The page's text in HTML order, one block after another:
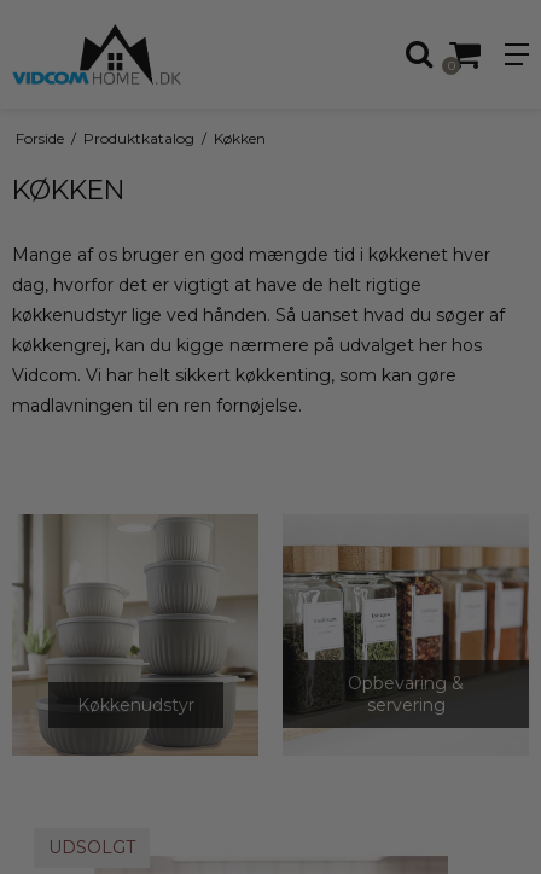
0
Forside / Produktkatalog / Køkken
KØKKEN
Mange af os bruger en god mængde tid i køkkenet hver
dag, hvorfor det er vigtigt at have de helt rigtige
køkkenudstyr lige ved hånden. Så uanset hvad du søger af
køkkengrej, kan du kigge nærmere på udvalget her hos
Vidcom. Vi har helt sikkert køkkenting, som kan gøre
madlavningen til en ren fornøjelse.
Køkkenudstyr
Opbevaring &
servering
UDSOLGT